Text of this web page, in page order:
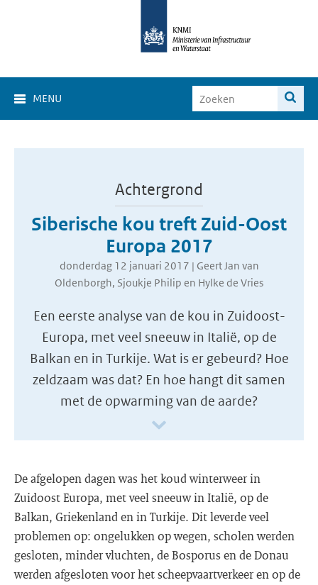
MENU
Achtergrond
Siberische kou treft Zuid-Oost
Europa 2017
donderdag 12 januari 2017 | Geert Jan van
Oldenborgh, Sjoukje Philip en Hylke de Vries
Een eerste analyse van de kou in Zuidoost-
Europa, met veel sneeuw in Italië, op de
Balkan en in Turkije. Wat is er gebeurd? Hoe
zeldzaam was dat? En hoe hangt dit samen
met de opwarming van de aarde?
De afgelopen dagen was het koud winterweer in
Zuidoost Europa, met veel sneeuw in Italië, op de
Balkan, Griekenland en in Turkije. Dit leverde veel
problemen op: ongelukken op wegen, scholen werden
gesloten, minder vluchten, de Bosporus en de Donau
werden afgesloten voor het scheepvaartverkeer en op de